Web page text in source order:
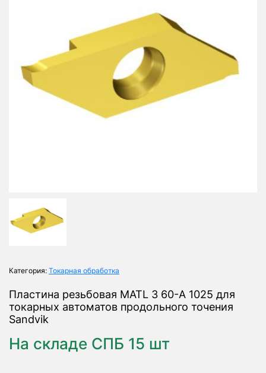
Категория: Токарная обработка
Пластина резьбовая MATL 3 60-A 1025 для
токарных автоматов продольного точения
Sandvik
На складе СПБ 15 шт